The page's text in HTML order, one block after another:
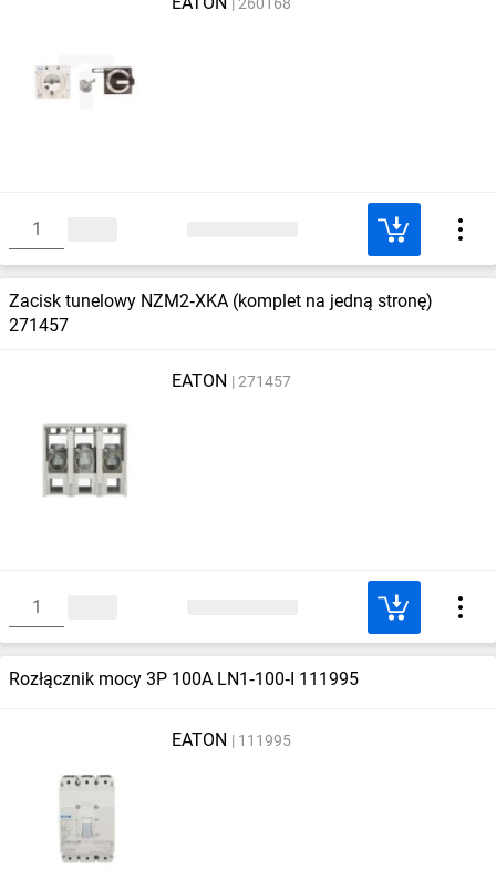
Zacisk tunelowy NZM2‑XKA (komplet na jedną stronę)
271457
EATON 271457
Rozłącznik mocy 3P 100A LN1‑100‑I 111995
EATON 111995